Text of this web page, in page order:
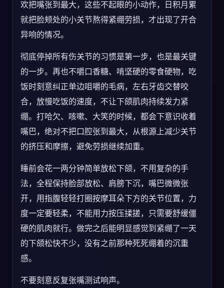
欢把嘴张到最大，这些不起眼的小动作，日积月累
就把脸颊处的小关节熬得紧绷劳损，才出现了开合
异响的情况。
彻底停掉所有伤关节的习惯是第一步，也是最关键
的一步。再也不嚼口香糖、啃坚硬的零食硬物，吃
饭时刻意纠正单边咀嚼的毛病，左右牙齿交替咬
合，放慢吃饭的速度，不让下颌肌肉持续发力紧
绷。打哈欠、咳嗽、大笑的时候，都会下意识收着
嘴巴，绝对不把口腔张到最大，从根源上减少关节
的挤压和摩擦，避免劳损继续加重。
睡前会花一两分钟简单放松下颌，不用复杂的手
法，全程保持脸部放松、肩膀下沉，嘴巴微微张
开，用指腹轻轻打圈按摩耳朵下方的关节位置，力
度一定要轻柔，不能用力按压揉搓，只需要舒缓僵
硬的肌肉就行。做完之后能明显感觉到紧绷了一天
的下颌松快不少，没有之前那种死死绷着的沉重
感。
不要刻意反复张嘴测试响声。